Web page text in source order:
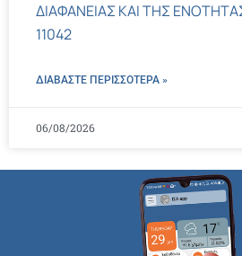
ΔΙΑΦΑΝΕΙΑΣ ΚΑΙ ΤΗΣ
11042
ΔΙΑΒΑΣΤΕ ΠΕΡΙΣΣΌΤΕΡΑ »
06/08/2026